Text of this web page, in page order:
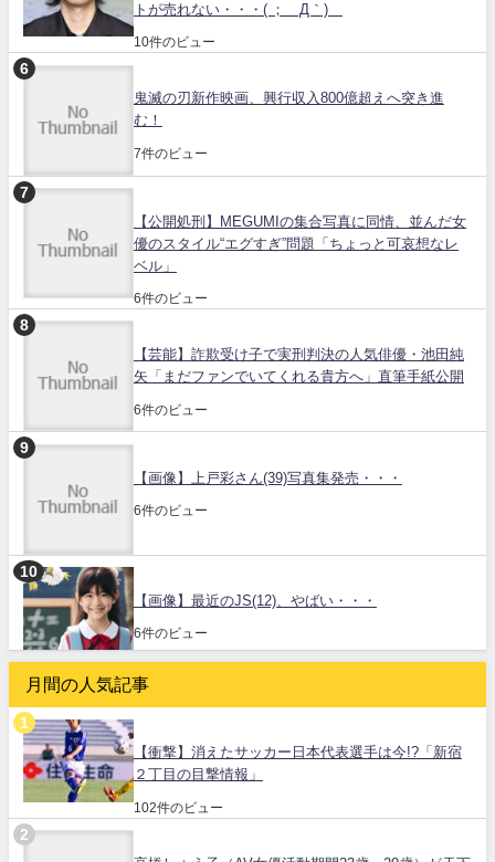
トが売れない・・・( ；´Д｀)
10件のビュー
鬼滅の刃新作映画、興行収入800億超えへ突き進
む！
7件のビュー
【公開処刑】MEGUMIの集合写真に同情、並んだ女
優のスタイル“エグすぎ”問題「ちょっと可哀想なレ
ベル」
6件のビュー
【芸能】詐欺受け子で実刑判決の人気俳優・池田純
矢「まだファンでいてくれる貴方へ」直筆手紙公開
6件のビュー
【画像】上戸彩さん(39)写真集発売・・・
6件のビュー
【画像】最近のJS(12)、やばい・・・
6件のビュー
月間の人気記事
【衝撃】消えたサッカー日本代表選手は今!?「新宿
２丁目の目撃情報」
102件のビュー